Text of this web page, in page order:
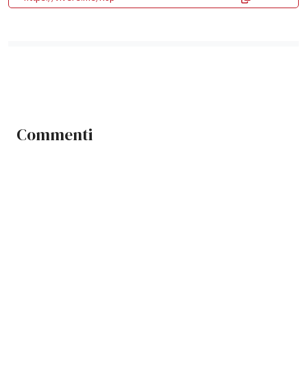
Commenti